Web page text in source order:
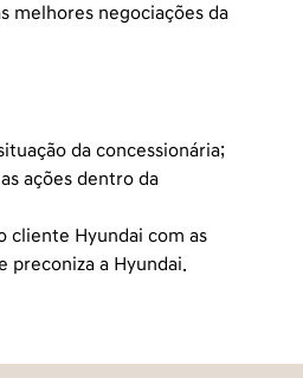
melhores negociações da
da concessionária;
ações dentro da
cliente Hyundai com as
preconiza a Hyundai.